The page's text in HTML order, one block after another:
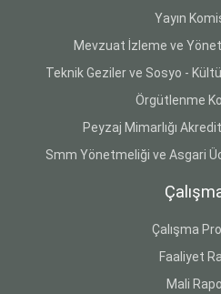
Yayın
Mevzuat İzleme ve
Teknik Geziler ve Sosyo -
Örgütlenme
Peyzaj Mimarlığı
Smm Yönetmeliği ve Asgari
Çalışma
Faaliyet
Mali